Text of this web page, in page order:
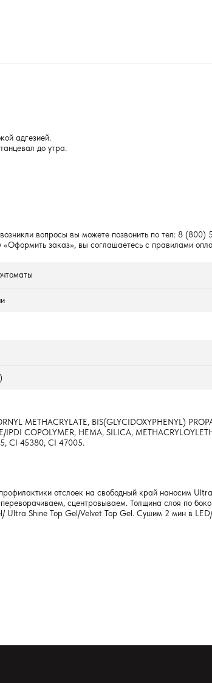
адгезией.
до утра.
вопросы вы можете позвонить по тел: 8 (800)
заказ», вы соглашаетесь с правилами
METHACRYLATE, BIS(GLYCIDOXYPHENYL)
COPOLYMER, HEMA, SILICA,
CI 45380, CI 47005.
отслоек на свободный край наносим
сцентровываем. Толщина слоя по
Shine Top Gel/Velvet Top Gel. Сушим 2 мин в